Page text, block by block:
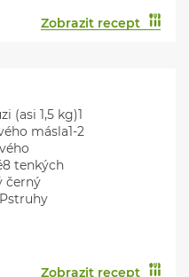
Zobrazit recept
(asi 1,5 kg)1
másla1-2
tenkých
černý
Zobrazit recept